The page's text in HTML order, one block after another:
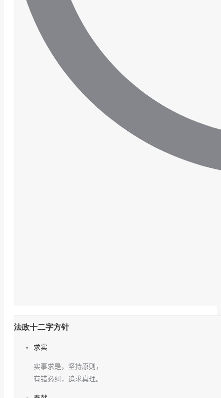
法政十二字方针
求实
实事求是，坚持原则，
有错必纠，追求真理。